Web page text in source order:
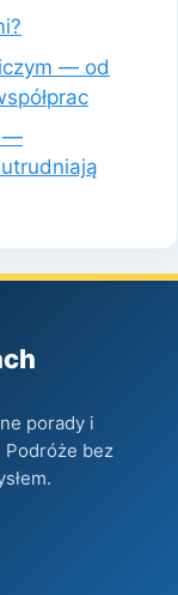
— od
—
porady i
bez